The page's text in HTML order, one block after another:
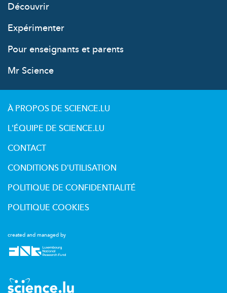
Découvrir
Expérimenter
Pour enseignants et parents
Mr Science
created and managed by
À PROPOS DE SCIENCE.LU
L'ÉQUIPE DE SCIENCE.LU
CONTACT
CONDITIONS D'UTILISATION
POLITIQUE DE CONFIDENTIALITÉ
POLITIQUE COOKIES